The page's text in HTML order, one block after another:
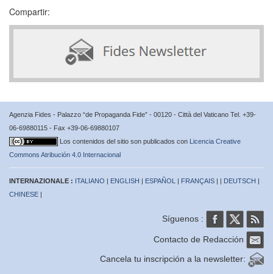
Compartir:
Agenzia Fides - Palazzo “de Propaganda Fide” - 00120 - Città del Vaticano Tel. +39-
06-69880115 - Fax +39-06-69880107
Los contenidos del sitio son publicados con Licencia Creative
Commons Atribución 4.0 Internacional
INTERNAZIONALE : ITALIANO | ENGLISH | ESPAÑOL | FRANÇAIS | | DEUTSCH |
CHINESE |
Síguenos :
Contacto de Redacción
Cancela tu inscripción a la newsletter: